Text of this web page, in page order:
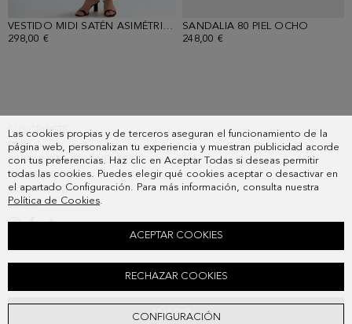
Las cookies propias y de terceros aseguran el funcionamiento de la
página web, personalizan tu experiencia y muestran publicidad acorde
con tus preferencias. Haz clic en Aceptar Todas si deseas permitir
todas las cookies. Puedes elegir qué cookies aceptar o desactivar en
el apartado Configuración. Para más información, consulta nuestra
Política de Cookies.
CONFIGURACIÓN
RECHAZAR COOKIES
ACEPTAR COOKIES
AÑADIR
VESTIDO MIDI SATÉN ASIMÉTRICO OBI
- ROJO
298,00 €
SANDALIA 80 PIEL OCHO
248,00 €
SUSCRIBETE
PAIS
PREGUNTAS FRECUENTES
MIS PEDIDOS
CONTACTO
LEGAL